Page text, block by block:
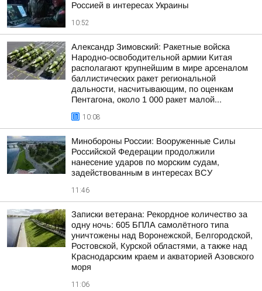
Россией в интересах Украины
10:52
Александр Зимовский: Ракетные войска
Народно-освободительной армии Китая
располагают крупнейшим в мире арсеналом
баллистических ракет региональной
дальности, насчитывающим, по оценкам
Пентагона, около 1 000 ракет малой...
10:08
Минобороны России: Вооруженные Силы
Российской Федерации продолжили
нанесение ударов по морским судам,
задействованным в интересах ВСУ
11:46
Записки ветерана: Рекордное количество за
одну ночь: 605 БПЛА самолётного типа
уничтожены над Воронежской, Белгородской,
Ростовской, Курской областями, а также над
Краснодарским краем и акваторией Азовского
моря
11:06